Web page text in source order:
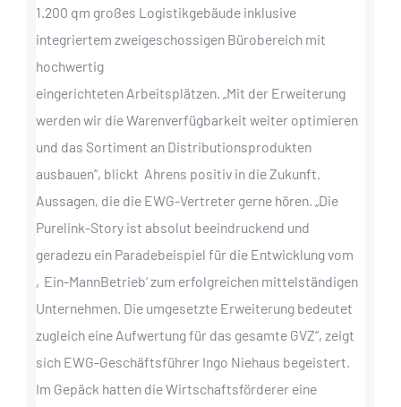
1.200 qm großes Logistikgebäude inklusive
integriertem zweigeschossigen Bürobereich mit
hochwertig
eingerichteten Arbeitsplätzen. „Mit der Erweiterung
werden wir die Warenverfügbarkeit weiter optimieren
und das Sortiment an Distributionsprodukten
ausbauen“, blickt Ahrens positiv in die Zukunft.
Aussagen, die die EWG-Vertreter gerne hören. „Die
Purelink-Story ist absolut beeindruckend und
geradezu ein Paradebeispiel für die Entwicklung vom
‚Ein-MannBetrieb‘ zum erfolgreichen mittelständigen
Unternehmen. Die umgesetzte Erweiterung bedeutet
zugleich eine Aufwertung für das gesamte GVZ“, zeigt
sich EWG-Geschäftsführer Ingo Niehaus begeistert.
Im Gepäck hatten die Wirtschaftsförderer eine